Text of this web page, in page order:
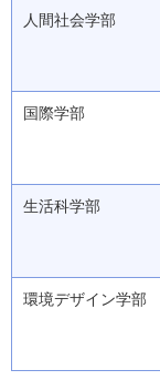
人間社会学部
国際学部
生活科学部
環境デザイン学部